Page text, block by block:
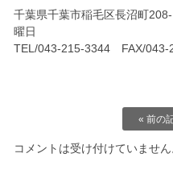
千葉県千葉市稲毛区長沼町
曜日
TEL/043-215-3344 FAX/043-
« 前の
コメントは受け付けていませ